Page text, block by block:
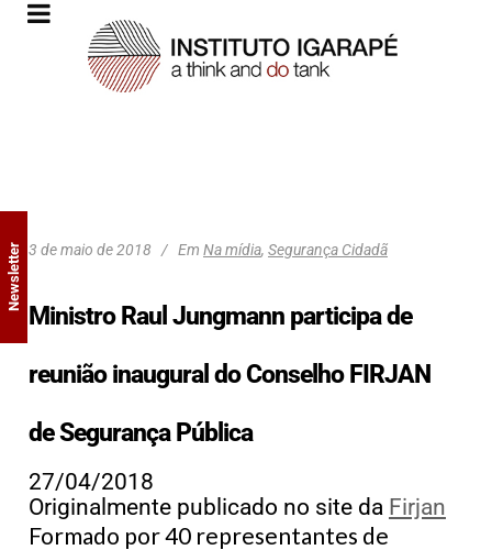
3 de maio de 2018 Em Na mídia, Segurança Cidadã
Ministro Raul Jungmann participa de
reunião inaugural do Conselho FIRJAN
de Segurança Pública
27/04/2018
Originalmente publicado no site da Firjan
Formado por 40 representantes de
Newsletter